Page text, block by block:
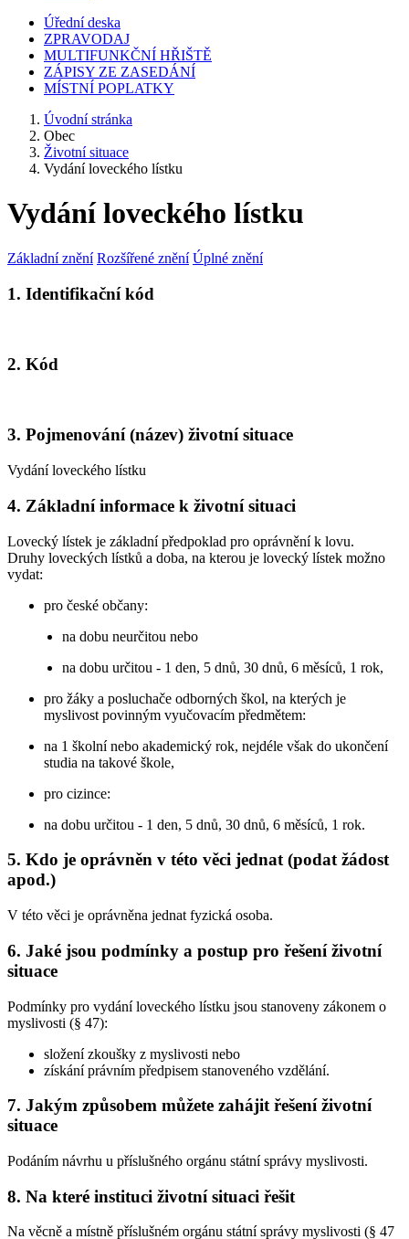
Úřední deska
ZPRAVODAJ
MULTIFUNKČNÍ HŘIŠTĚ
ZÁPISY ZE ZASEDÁNÍ
MÍSTNÍ POPLATKY
Úvodní stránka
Obec
Životní situace
Vydání loveckého lístku
Vydání loveckého lístku
Základní znění Rozšířené znění Úplné znění
1. Identifikační kód
2. Kód
3. Pojmenování (název) životní situace
Vydání loveckého lístku
4. Základní informace k životní situaci
Lovecký lístek je základní předpoklad pro oprávnění k lovu.
Druhy loveckých lístků a doba, na kterou je lovecký lístek možno
vydat:
pro české občany:
na dobu neurčitou nebo
na dobu určitou - 1 den, 5 dnů, 30 dnů, 6 měsíců, 1 rok,
pro žáky a posluchače odborných škol, na kterých je
myslivost povinným vyučovacím předmětem:
na 1 školní nebo akademický rok, nejdéle však do ukončení
studia na takové škole,
pro cizince:
na dobu určitou - 1 den, 5 dnů, 30 dnů, 6 měsíců, 1 rok.
5. Kdo je oprávněn v této věci jednat (podat žádost
apod.)
V této věci je oprávněna jednat fyzická osoba.
6. Jaké jsou podmínky a postup pro řešení životní
situace
Podmínky pro vydání loveckého lístku jsou stanoveny zákonem o
myslivosti (§ 47):
složení zkoušky z myslivosti nebo
získání právním předpisem stanoveného vzdělání.
7. Jakým způsobem můžete zahájit řešení životní
situace
Podáním návrhu u příslušného orgánu státní správy myslivosti.
8. Na které instituci životní situaci řešit
Na věcně a místně příslušném orgánu státní správy myslivosti (§ 47